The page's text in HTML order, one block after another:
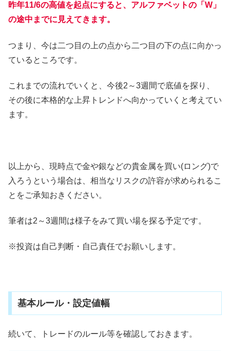
昨年11/6の高値を起点にすると、アルファベットの「W」
の途中までに見えてきます。
つまり、今は二つ目の上の点から二つ目の下の点に向かっ
ているところです。
これまでの流れでいくと、今後2～3週間で底値を探り、
その後に本格的な上昇トレンドへ向かっていくと考えてい
ます。
以上から、現時点で金や銀などの貴金属を買い(ロング)で
入ろうという場合は、相当なリスクの許容が求められるこ
とをご承知おきください。
筆者は2～3週間は様子をみて買い場を探る予定です。
※投資は自己判断・自己責任でお願いします。
基本ルール・設定値幅
続いて、トレードのルール等を確認しておきます。